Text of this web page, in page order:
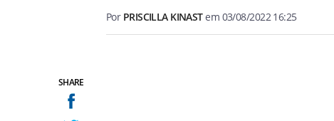
SHARE
Por PRISCILLA KINASTem 03/08/2022 16:25